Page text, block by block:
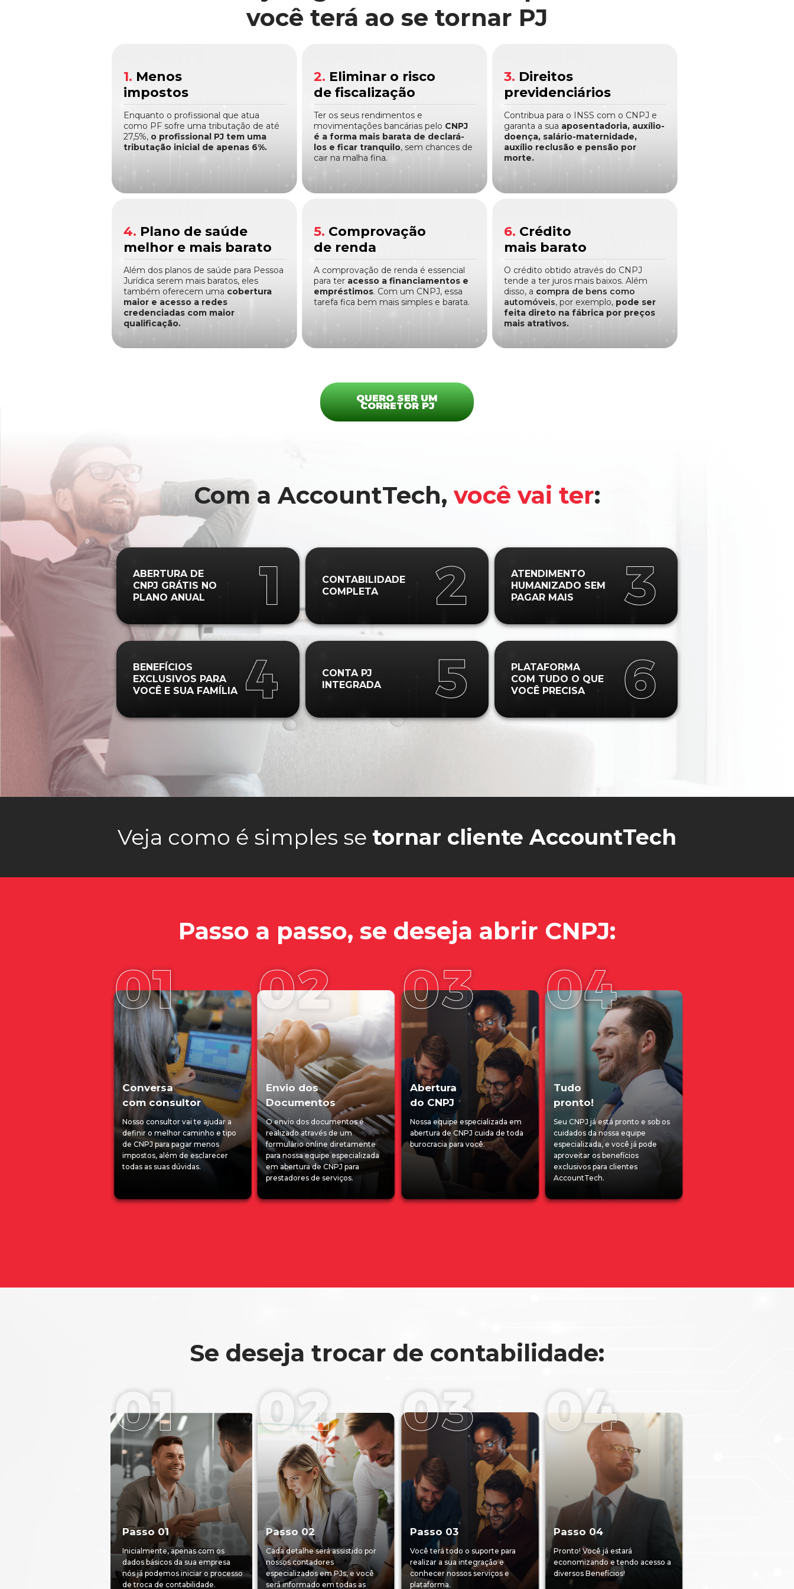
você terá ao se tornar PJ
1. Menos
impostos
Enquanto o profissional que atua
como PF sofre uma tributação de até
27,5%, o profissional PJ tem uma
tributação inicial de apenas 6%.
2. Eliminar o risco
de fiscalização
Ter os seus rendimentos e
movimentações bancárias pelo CNPJ
é a forma mais barata de declará-
los e ficar tranquilo, sem chances de
cair na malha fina.
3. Direitos
previdenciários
Contribua para o INSS com o CNPJ e
garanta a sua aposentadoria, auxílio-
doença, salário-maternidade,
auxílio reclusão e pensão por
morte.
4. Plano de saúde
melhor e mais barato
Além dos planos de saúde para Pessoa
Jurídica serem mais baratos, eles
também oferecem uma cobertura
maior e acesso a redes
credenciadas com maior
qualificação.
5. Comprovação
de renda
A comprovação de renda é essencial
para ter acesso a financiamentos e
empréstimos. Com um CNPJ, essa
tarefa fica bem mais simples e barata.
6. Crédito
mais barato
O crédito obtido através do CNPJ
tende a ter juros mais baixos. Além
disso, a compra de bens como
automóveis, por exemplo, pode ser
feita direto na fábrica por preços
mais atrativos.
QUERO SER UM
CORRETOR PJ
Com a AccountTech,você vai ter:
ABERTURA DE
CNPJ GRÁTIS NO
PLANO ANUAL
CONTABILIDADE
COMPLETA
ATENDIMENTO
HUMANIZADO SEM
PAGAR MAIS
BENEFÍCIOS
EXCLUSIVOS PARA
VOCÊ E SUA FAMÍLIA
CONTA PJ
INTEGRADA
PLATAFORMA
COM TUDO O QUE
VOCÊ PRECISA
Veja como é simples se tornar cliente AccountTech
Passo a passo, se deseja abrir CNPJ:
Conversa
com consultor
Nosso consultor vai te ajudar a
definir o melhor caminho e tipo
de CNPJ para pagar menos
impostos, além de esclarecer
todas as suas dúvidas.
Envio dos
Documentos
O envio dos documentos é
realizado através de um
formulário online diretamente
para nossa equipe especializada
em abertura de CNPJ para
prestadores de serviços.
Abertura
do CNPJ
Nossa equipe especializada em
abertura de CNPJ cuida de toda
burocracia para você.
Tudo
pronto!
Seu CNPJ já está pronto e sob os
cuidados da nossa equipe
especializada, e você já pode
aproveitar os benefícios
exclusivos para clientes
AccountTech.
Se deseja trocar de contabilidade:
Passo 01
Inicialmente, apenas com os
dados básicos da sua empresa
nós já podemos iniciar o processo
de troca de contabilidade.
Passo 02
Cada detalhe será assistido por
nossos contadores
especializados em PJs, e você
será informado em todas as
Passo 03
Você terá todo o suporte para
realizar a sua integração e
conhecer nossos serviços e
plataforma.
Passo 04
Pronto! Você já estará
economizando e tendo acesso a
diversos Benefícios!